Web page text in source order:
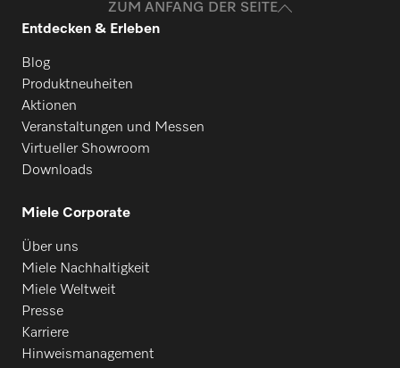
ZUM ANFANG DER SEITE
Entdecken & Erleben
Blog
Produktneuheiten
Aktionen
Veranstaltungen und Messen
Virtueller Showroom
Downloads
Miele Corporate
Über uns
Miele Nachhaltigkeit
Miele Weltweit
Presse
Karriere
Hinweismanagement